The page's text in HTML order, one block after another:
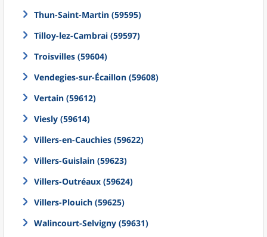
Thun-Saint-Martin (59595)
Tilloy-lez-Cambrai (59597)
Troisvilles (59604)
Vendegies-sur-Écaillon (59608)
Vertain (59612)
Viesly (59614)
Villers-en-Cauchies (59622)
Villers-Guislain (59623)
Villers-Outréaux (59624)
Villers-Plouich (59625)
Walincourt-Selvigny (59631)